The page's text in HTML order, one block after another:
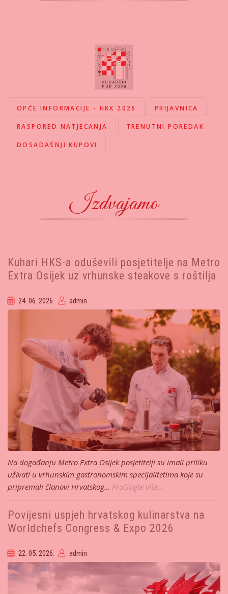
OPĆE INFORMACIJE - HKK 2026 PRIJAVNICA
RASPORED NATJECANJA TRENUTNI POREDAK
DOSADAŠNJI KUPOVI
Izdvajamo
Kuhari HKS-a oduševili posjetitelje na Metro
Extra Osijek uz vrhunske steakove s roštilja
24. 06. 2026. admin
Na događanju Metro Extra Osijek posjetitelji su imali priliku
uživati u vrhunskim gastronomskim specijalitetima koje su
pripremali članovi Hrvatskog… Pročitajte više...
Povijesni uspjeh hrvatskog kulinarstva na
Worldchefs Congress & Expo 2026
22. 05. 2026. admin